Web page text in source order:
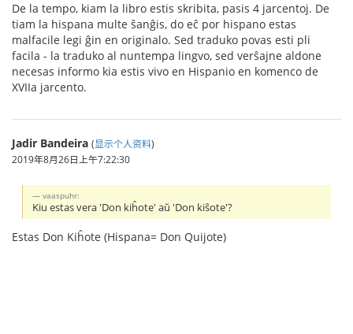
De la tempo, kiam la libro estis skribita, pasis 4 jarcentoj. De
tiam la hispana multe ŝanĝis, do eĉ por hispano estas
malfacile legi ĝin en originalo. Sed traduko povas esti pli
facila - la traduko al nuntempa lingvo, sed verŝajne aldone
necesas informo kia estis vivo en Hispanio en komenco de
XVIIa jarcento.
Jadir Bandeira (显示个人资料)
2019年8月26日上午7:22:30
vaaspuhr:
Kiu estas vera 'Don kiĥote' aŭ 'Don kiŝote'?
Estas Don Kiĥote (Hispana= Don Quijote)